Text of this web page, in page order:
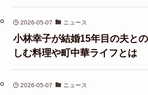
2026-05-07 ニュース
小林幸子が結婚15年目の夫と
しむ料理や町中華ライフとは
2026-05-07 ニュース